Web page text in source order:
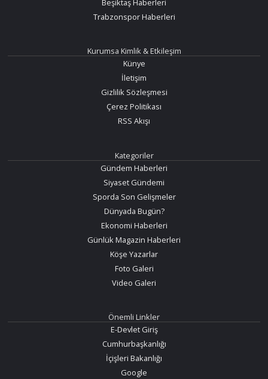
Beşiktaş Haberleri
Trabzonspor Haberleri
Kurumsa Kimlik & Etkileşim
Künye
İletişim
Gizlilik Sözleşmesi
Çerez Politikası
RSS Akışı
Kategoriler
Gündem Haberleri
Siyaset Gündemi
Sporda Son Gelişmeler
Dünyada Bugün?
Ekonomi Haberleri
Günlük Magazin Haberleri
Köşe Yazarlar
Foto Galeri
Video Galeri
Önemli Linkler
E-Devlet Giriş
Cumhurbaşkanlığı
İçişleri Bakanlığı
Google